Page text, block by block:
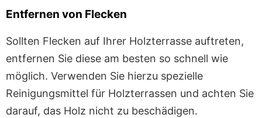
Entfernen von Flecken
Sollten Flecken auf Ihrer Holzterrasse auftreten,
entfernen Sie diese am besten so schnell wie
möglich. Verwenden Sie hierzu spezielle
Reinigungsmittel für Holzterrassen und achten Sie
darauf, das Holz nicht zu beschädigen.